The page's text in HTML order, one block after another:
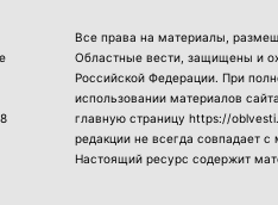
Все права на материалы,
Областные вести, защищены и
Российской Федерации. При
использовании материалов
главную страницу https://
редакции не всегда совпадает
Настоящий ресурс содержит